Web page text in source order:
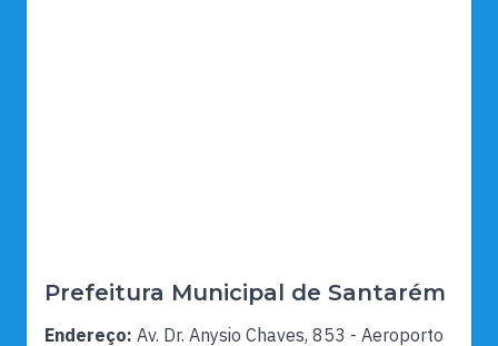
Prefeitura Municipal de Santarém
Endereço: Av. Dr. Anysio Chaves, 853 - Aeroporto